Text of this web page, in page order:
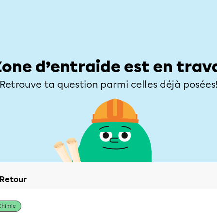
d’entraide est en
Retrouve ta question parmi celles déjà
Retour